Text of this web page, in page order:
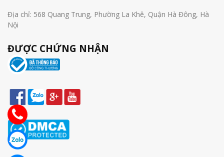
Địa chỉ: 568 Quang Trung, Phường La Khê, Quận Hà Đông, Hà
Nội
ĐƯỢC CHỨNG NHẬN